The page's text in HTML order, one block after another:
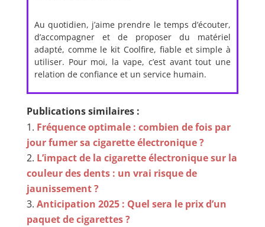
Au quotidien, j’aime prendre le temps d’écouter,
d’accompagner et de proposer du matériel
adapté, comme le kit Coolfire, fiable et simple à
utiliser. Pour moi, la vape, c’est avant tout une
relation de confiance et un service humain.
Publications similaires :
Fréquence optimale : combien de fois par
jour fumer sa cigarette électronique ?
L’impact de la cigarette électronique sur la
couleur des dents : un vrai risque de
jaunissement ?
Anticipation 2025 : Quel sera le prix d’un
paquet de cigarettes ?